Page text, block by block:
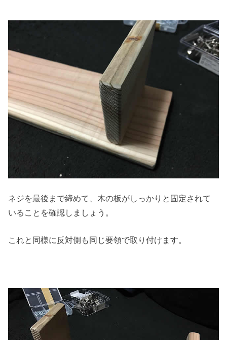
ネジを最後まで締めて、木の板がしっかりと固定されて
いることを確認しましょう。
これと同様に反対側も同じ要領で取り付けます。